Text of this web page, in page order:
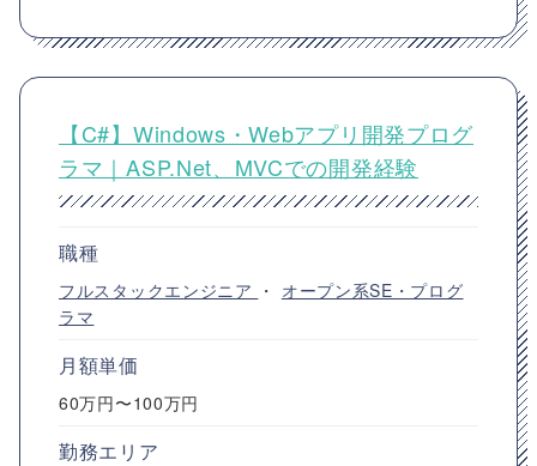
【C#】Windows・Webアプリ開発プログ
ラマ｜ASP.Net、MVCでの開発経験
職種
フルスタックエンジニア ・ オープン系SE・プログ
ラマ
月額単価
60万円〜100万円
勤務エリア